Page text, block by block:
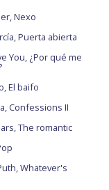
Nexo
Puerta abierta
You, ¿Por qué me
El baifo
Confessions II
The romantic
Whatever's